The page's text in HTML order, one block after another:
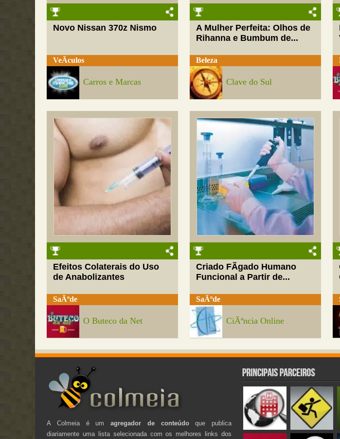
Novo Nissan 370z Nismo
VeÃ­culos
Carros e Marcas
A Mulher Perfeita: Olhos de
Rihanna e Bumbum de...
Beleza
Clave do Sul
Efeitos Colaterais do Uso
de Anabolizantes
SaÃºde
O Buteco da Net
Criado FÃ­gado Humano
Funcional a Partir de...
SaÃºde
CiÃªncia Online
A Colmeia é umagregador de conteúdoque publica
diariamente uma lista selecionada com os melhores links dos